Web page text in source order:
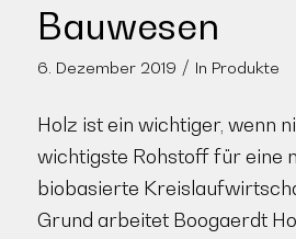
Bauwesen
6. Dezember 2019 / In Produkte
Holz ist ein wichtiger, wenn
wichtigste Rohstoff für eine
biobasierte
Grund arbeitet Boogaerdt